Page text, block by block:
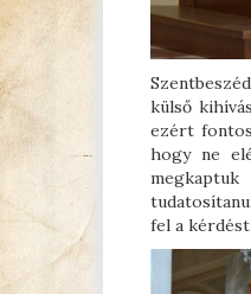
külső
ezért
hogy ne
fel a